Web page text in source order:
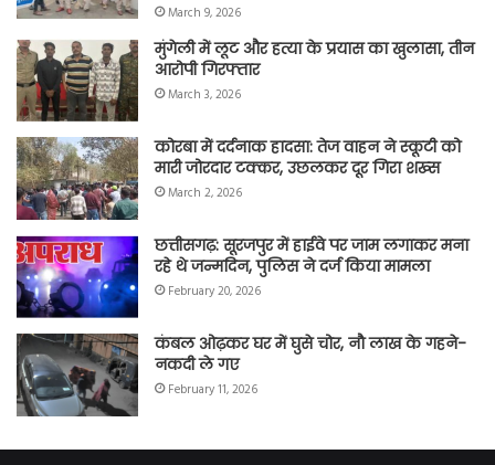
March 9, 2026
मुंगेली में लूट और हत्या के प्रयास का खुलासा, तीन
आरोपी गिरफ्तार
March 3, 2026
कोरबा में दर्दनाक हादसा: तेज वाहन ने स्कूटी को
मारी जोरदार टक्कर, उछलकर दूर गिरा शख्स
March 2, 2026
छत्तीसगढ़: सूरजपुर में हाईवे पर जाम लगाकर मना
रहे थे जन्मदिन, पुलिस ने दर्ज किया मामला
February 20, 2026
कंबल ओढ़कर घर में घुसे चोर, नौ लाख के गहने-
नकदी ले गए
February 11, 2026